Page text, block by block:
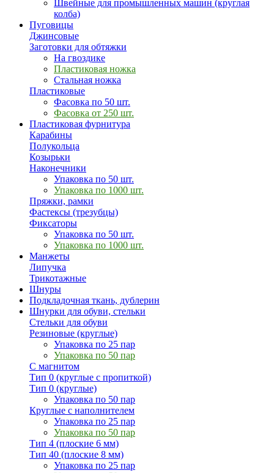
Швейные для промышленных машин (круглая
колба)
Пуговицы
Джинсовые
Заготовки для обтяжки
На гвоздике
Пластиковая ножка
Стальная ножка
Пластиковые
Фасовка по 50 шт.
Фасовка от 250 шт.
Пластиковая фурнитура
Карабины
Полукольца
Козырьки
Наконечники
Упаковка по 50 шт.
Упаковка по 1000 шт.
Пряжки, рамки
Фастексы (трезубцы)
Фиксаторы
Упаковка по 50 шт.
Упаковка по 1000 шт.
Манжеты
Липучка
Трикотажные
Шнуры
Подкладочная ткань, дублерин
Шнурки для обуви, стельки
Стельки для обуви
Резиновые (круглые)
Упаковка по 25 пар
Упаковка по 50 пар
С магнитом
Тип 0 (круглые с пропиткой)
Тип 0 (круглые)
Упаковка по 50 пар
Круглые с наполнителем
Упаковка по 25 пар
Упаковка по 50 пар
Тип 4 (плоские 6 мм)
Тип 40 (плоские 8 мм)
Упаковка по 25 пар